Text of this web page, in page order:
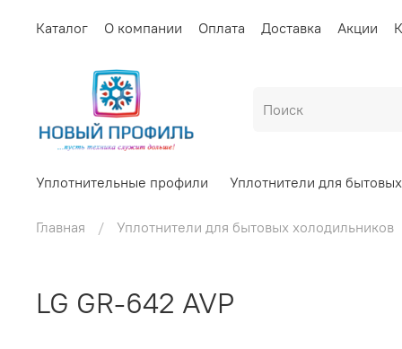
Каталог О компании Оплата Доставка Акции
Уплотнительные профили Уплотнители для
Главная Уплотнители для бытовых холодильников
LG GR-642 AVP